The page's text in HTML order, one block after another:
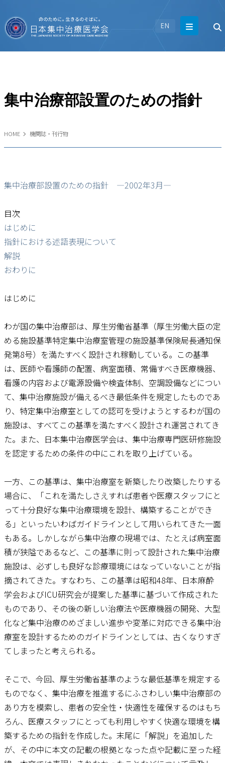
EN
HOME 機関誌・刊行物
集中治療部設置のための指針
集中治療部設置のための指針 ―2002年3月―
目次
はじめに
指針における述語表現について
解説
おわりに
はじめに
わが国の集中治療部は、厚生労働省基準（厚生労働大臣の定
める施設基準特定集中治療室管理の施設基準保険局長通知保
発第8号）を満たすべく設計され稼動している。この基準
は、医師や看護師の配置、病室面積、常備すべき医療機器、
看護の内容および電源設備や検査体制、空調設備などについ
て、集中治療施設が備えるべき最低条件を規定したものであ
り、特定集中治療室としての認可を受けようとするわが国の
施設は、すべてこの基準を満たすべく設計され運営されてき
た。また、日本集中治療医学会は、集中治療専門医研修施設
を認定するための条件の中にこれを取り上げている。
一方、この基準は、集中治療室を新築したり改築したりする
場合に、「これを満たしさえすれば患者や医療スタッフにと
って十分良好な集中治療環境を設計、構築することができ
る」といったいわばガイドラインとして用いられてきた一面
もある。しかしながら集中治療の現場では、たとえば病室面
積が狭隘であるなど、この基準に則って設計された集中治療
施設は、必ずしも良好な診療環境にはなっていないことが指
摘されてきた。すなわち、この基準は昭和48年、日本麻酔
学会およびICU研究会が提案した基準に基づいて作成された
ものであり、その後の新しい治療法や医療機器の開発、大型
化など集中治療のめざましい進歩や変革に対応できる集中治
療室を設計するためのガイドラインとしては、古くなりすぎ
てしまったと考えられる。
そこで、今回、厚生労働省基準のような最低基準を規定する
ものでなく、集中治療を推進するにふさわしい集中治療部の
あり方を模索し、患者の安全性・快適性を確保するのはもち
ろん、医療スタッフにとっても利用しやすく快適な環境を構
築するための指針を作成した。末尾に「解説」を追加した
が、その中に本文の記載の根拠となった点や記載に至った経